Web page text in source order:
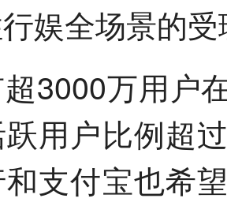
娱全场景的
3000万用户
用户比例超
支付宝也希